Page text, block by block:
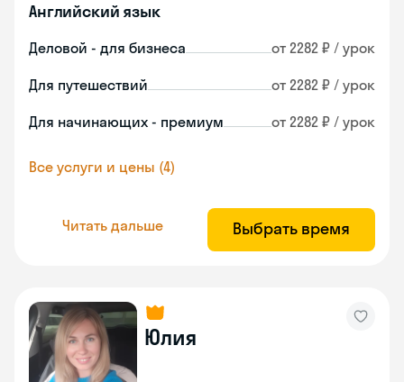
Английский язык
Деловой - для бизнеса от 2282 ₽ / урок
Для путешествий от 2282 ₽ / урок
Для начинающих - премиум от 2282 ₽ / урок
Все услуги и цены (4)
Читать дальше Выбрать время
Юлия